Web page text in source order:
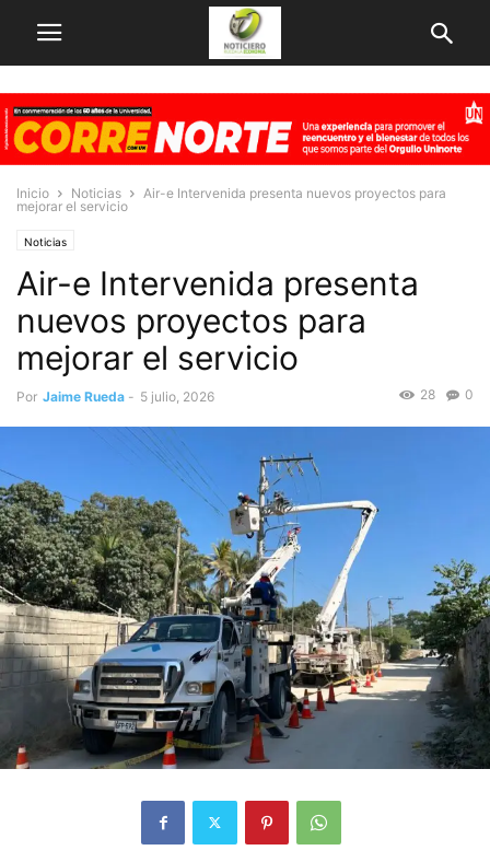
Inicio Noticias
Air-e Intervenida presenta nuevos proyectos para
mejorar el servicio
Noticias
Air-e Intervenida presenta
nuevos proyectos para
mejorar el servicio
Por Jaime Rueda - 5 julio, 2026 0
28